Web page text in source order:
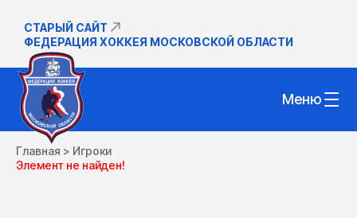
СТАРЫЙ САЙТ
ФЕДЕРАЦИЯ ХОККЕЯ МОСКОВСКОЙ ОБЛАСТИ
Меню
Главная > Игроки
Элемент не найден!